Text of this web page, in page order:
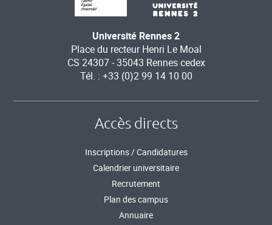
Université Rennes 2
Place du recteur Henri Le Moal
CS 24307 - 35043 Rennes cedex
Tél. : +33 (0)2 99 14 10 00
Accès directs
Inscriptions / Candidatures
Calendrier universitaire
Recrutement
Plan des campus
Annuaire